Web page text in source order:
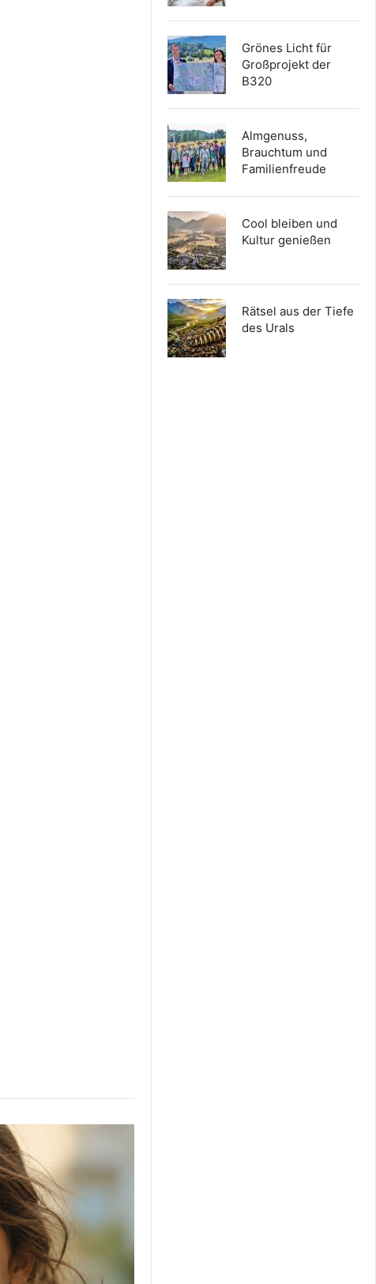
Grönes Licht für
Großprojekt der
B320
Almgenuss,
Brauchtum und
Familienfreude
Cool bleiben und
Kultur genießen
Rätsel aus der Tiefe
des Urals